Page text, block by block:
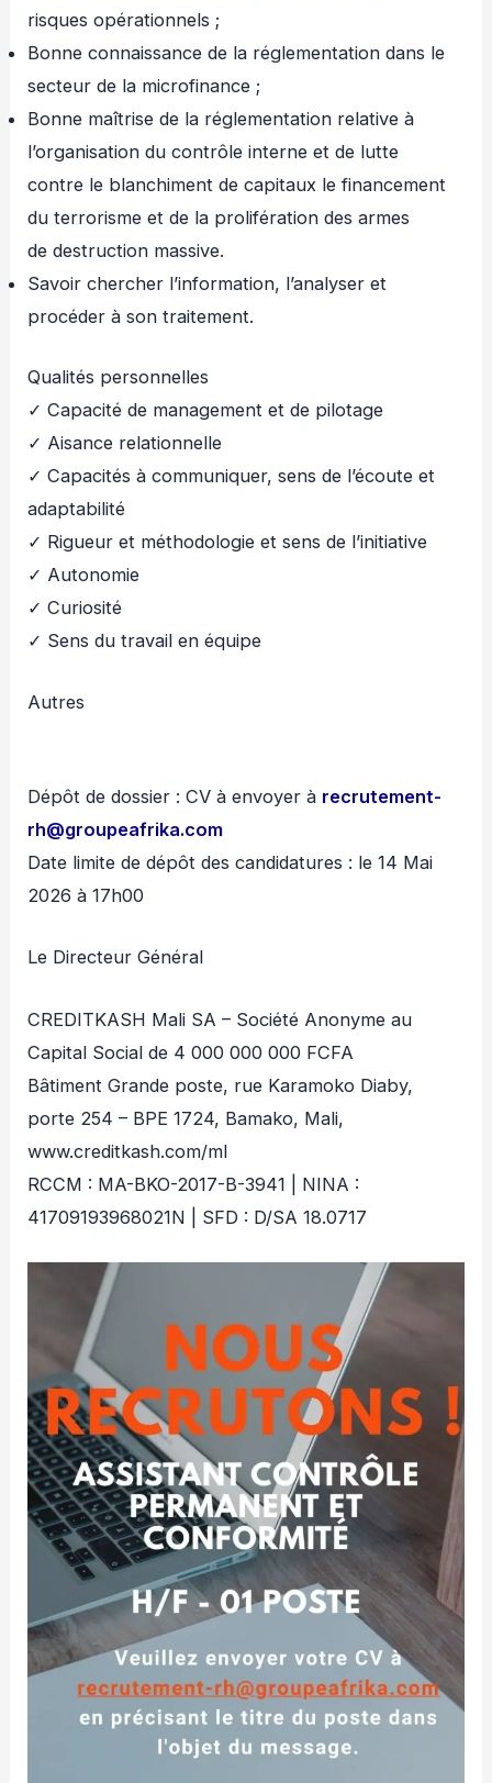
risques opérationnels ;
Bonne connaissance de la réglementation dans le
secteur de la microfinance ;
Bonne maîtrise de la réglementation relative à
l’organisation du contrôle interne et de lutte
contre le blanchiment de capitaux le financement
du terrorisme et de la prolifération des armes
de destruction massive.
Savoir chercher l’information, l’analyser et
procéder à son traitement.
Qualités personnelles
✓ Capacité de management et de pilotage
✓ Aisance relationnelle
✓ Capacités à communiquer, sens de l’écoute et
adaptabilité
✓ Rigueur et méthodologie et sens de l’initiative
✓ Autonomie
✓ Curiosité
✓ Sens du travail en équipe
Autres
Dépôt de dossier : CV à envoyer à recrutement-
rh@groupeafrika.com
Date limite de dépôt des candidatures : le 14 Mai
2026 à 17h00
Le Directeur Général
CREDITKASH Mali SA – Société Anonyme au
Capital Social de 4 000 000 000 FCFA
Bâtiment Grande poste, rue Karamoko Diaby,
porte 254 – BPE 1724, Bamako, Mali,
www.creditkash.com/ml
RCCM : MA-BKO-2017-B-3941 | NINA :
41709193968021N | SFD : D/SA 18.0717